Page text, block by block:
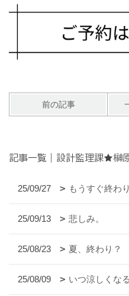
前の記事
記事一覧｜設計監理課★榊
25/09/27 もうすぐ終わり
25/09/13 悲しみ。
25/08/23 夏、終わり？
25/08/09 いつ涼しくな